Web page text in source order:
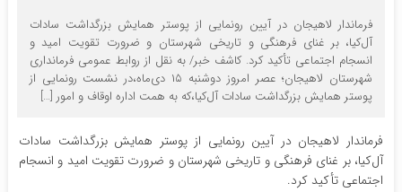
فرماندار لاهیجان در آیین رونمایی از پوستر همایش بزرگداشت سادات
آل‌کیا، بر غنای فرهنگی و تاریخی شهرستان و ضرورت تقویت امید و
انسجام اجتماعی تأکید کرد. کاشف خبر/ به نقل از روابط عمومی فرمانداری
شهرستان لاهیجان؛ عصر امروز دوشنبه ۱۵ دی‌ماه،در نشست رونمایی از
پوستر همایش بزرگداشت سادات آل‌کیا،که به همت اداره اوقاف و امور […]
فرماندار لاهیجان در آیین رونمایی از پوستر همایش بزرگداشت سادات
آل‌کیا، بر غنای فرهنگی و تاریخی شهرستان و ضرورت تقویت امید و انسجام
اجتماعی تأکید کرد.